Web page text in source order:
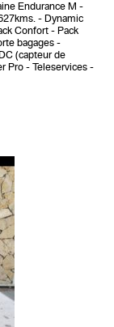
Endurance M
Dynamic
Confort
Pack
bagages
(capteur de
Pro
Teleservices